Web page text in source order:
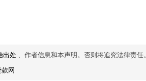
出处 、作者信息和本声明。否则将追究法律责任。
网